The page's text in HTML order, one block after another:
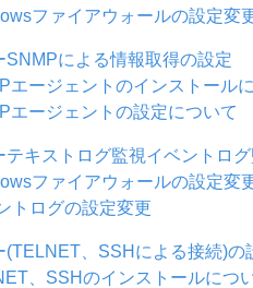
ファイアウォールの設定変
SNMPによる情報取得の設定
エージェントのインストール
エージェントの設定について
テキストログ監視イベントロ
ファイアウォールの設定変
トログの設定変更
(TELNET、SSHによる接続)の
、SSHのインストールにつ